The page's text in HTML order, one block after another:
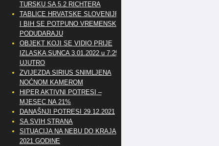
TURSKU SA 5.2 RICHTERA
TABLICE HRVATSKE SLOVENIJE
I BIH SE POTPUNO VREMENSKI
PODUDARAJU
OBJEKT KOJI SE VIDIO PRIJE
IZLASKA SUNCA 3.01.2022 u 7:25
UJUTRO
ZVIJEZDA SIRIUS SNIMLJENA
NOĆNOM KAMEROM
HIPER AKTIVNI POTRESI –
MJESEC NA 21%
DANAŠNJI POTRESI 29.12.2021
SA SVIH STRANA
SITUACIJA NA NEBU DO KRAJA
2021 GODINE